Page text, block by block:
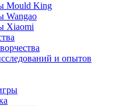
Mould King
Wangao
Xiaomi
и опытов